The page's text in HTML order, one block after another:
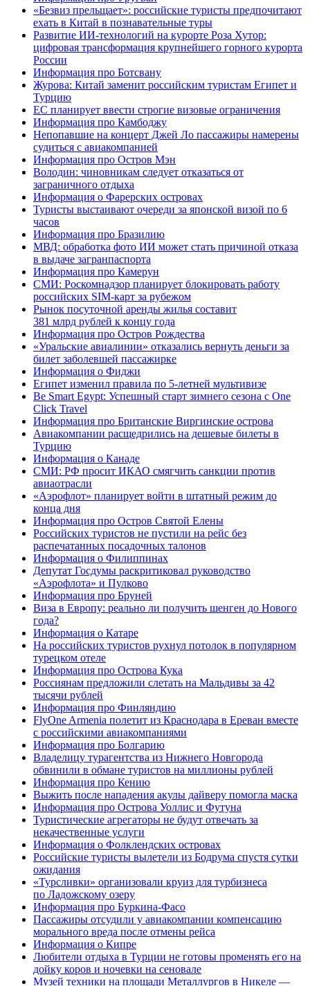
«Безвиз прельщает»: российские туристы предпочитают
ехать в Китай в познавательные туры
Развитие ИИ-технологий на курорте Роза Хутор:
цифровая трансформация крупнейшего горного курорта
России
Информация про Ботсвану
Журова: Китай заменит российским туристам Египет и
Турцию
ЕС планирует ввести строгие визовые ограничения
Информация про Камбоджу
Непопавшие на концерт Джей Ло пассажиры намерены
судиться с авиакомпанией
Информация про Остров Мэн
Володин: чиновникам следует отказаться от
заграничного отдыха
Информация о Фарерских островах
Туристы выстаивают очереди за японской визой по 6
часов
Информация про Бразилию
МВД: обработка фото ИИ может стать причиной отказа
в выдаче загранпаспорта
Информация про Камерун
СМИ: Роскомнадзор планирует блокировать работу
российских SIM-карт за рубежом
Рынок посуточной аренды жилья составит
381 млрд рублей к концу года
Информация про Остров Рождества
«Уральские авиалинии» отказались вернуть деньги за
билет заболевшей пассажирке
Информация о Фиджи
Египет изменил правила по 5-летней мультивизе
Be Smart Egypt: Успешный старт зимнего сезона с One
Click Travel
Информация про Британские Виргинские острова
Авиакомпании расщедрились на дешевые билеты в
Турцию
Информация о Канаде
СМИ: РФ просит ИКАО смягчить санкции против
авиаотрасли
«Аэрофлот» планирует войти в штатный режим до
конца дня
Информация про Остров Святой Елены
Российских туристов не пустили на рейс без
распечатанных посадочных талонов
Информация о Филиппинах
Депутат Госдумы раскритиковал руководство
«Аэрофлота» и Пулково
Информация про Бруней
Виза в Европу: реально ли получить шенген до Нового
года?
Информация о Катаре
На российских туристов рухнул потолок в популярном
турецком отеле
Информация про Острова Кука
Россиянам предложили слетать на Мальдивы за 42
тысячи рублей
Информация про Финляндию
FlyOne Armenia полетит из Краснодара в Ереван вместе
с российскими авиакомпаниями
Информация про Болгарию
Владелицу турагентства из Нижнего Новгорода
обвинили в обмане туристов на миллионы рублей
Информация про Кению
Выжить после нападения акулы дайверу помогла маска
Информация про Острова Уоллис и Футуна
Туристические агрегаторы не будут отвечать за
некачественные услуги
Информация о Фолклендских островах
Российские туристы вылетели из Бодрума спустя сутки
ожидания
«Турсливки» организовали круиз для турбизнеса
по Ладожскому озеру
Информация про Буркина-Фасо
Пассажиры отсудили у авиакомпании компенсацию
морального вреда после отмены рейса
Информация о Кипре
Любители отдыха в Турции не готовы променять его на
дойку коров и ночевки на сеновале
Музей техники на площади Металлургов в Никеле —